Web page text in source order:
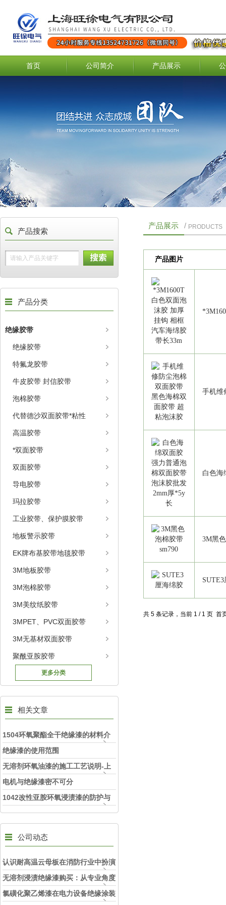
首页 公司简介 产品展示
产品搜索
产品分类
绝缘胶带
绝缘胶带
特氟龙胶带
牛皮胶带 封信胶带
泡棉胶带
代替德沙双面胶带*粘性
高温胶带
*双面胶带
双面胶带
导电胶带
玛拉胶带
工业胶带、保护膜胶带
地板警示胶带
EK牌布基胶带地毯胶带
3M地板胶带
3M泡棉胶带
3M美纹纸胶带
3MPET、PVC双面胶带
3M无基材双面胶带
聚酰亚胺胶带
更多分类
相关文章
1504环氧聚酯全干绝缘漆的材料介
绍
绝缘漆的使用范围
无溶剂环氧油漆的施工工艺说明-上
海旺徐电气
电机与绝缘漆密不可分
1042改性亚胺环氧浸渍漆的防护与
持久耐用
公司动态
认识耐高温云母板在消防行业中扮演
的角色
无溶剂浸渍绝缘漆购买：从专业角度
看如何选择
氯磺化聚乙烯漆在电力设备绝缘涂装
产品展示 / PRODUCTS
产品图片
手机维
白色海
3M黑
共 5 条记录，当前 1 / 1 页